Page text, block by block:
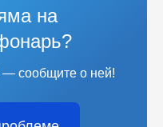
на
— сообщите о ней!